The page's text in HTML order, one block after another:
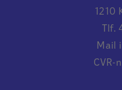
1210
Mail
CVR-